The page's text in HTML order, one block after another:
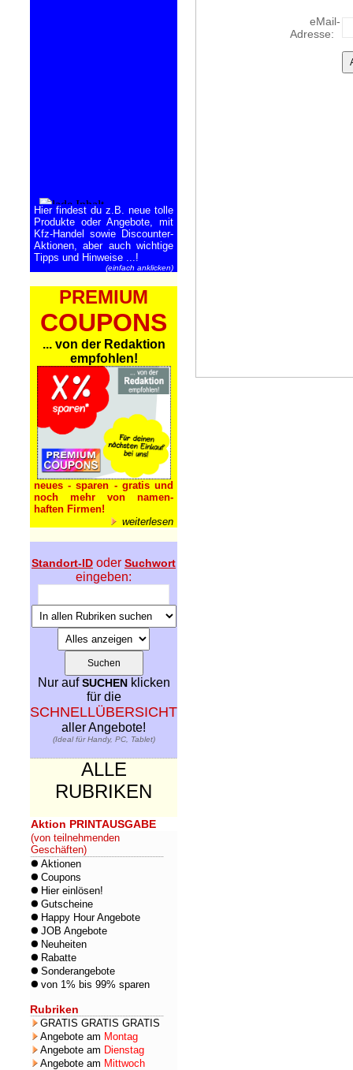
Hier findest du z.B. neue tolle
Produkte oder Angebote, mit
Kfz-Handel sowie Discounter-
Aktionen, aber auch wichtige
Tipps und Hinweise ...!
(einfach anklicken)
PREMIUM
COUPONS
... von der Redaktion
empfohlen!
neues - sparen - gratis und
noch mehr von namen-
haften Firmen!
weiterlesen
Standort-ID oder Suchwort
eingeben:
Nur aufSUCHEN klicken
für die
SCHNELLÜBERSICHT
aller Angebote!
(Ideal für Handy, PC, Tablet)
ALLE
RUBRIKEN
Aktion PRINTAUSGABE
(von teilnehmenden
Geschäften)
Aktionen
Coupons
Hier einlösen!
Gutscheine
Happy Hour Angebote
JOB Angebote
Neuheiten
Rabatte
Sonderangebote
von 1% bis 99% sparen
Rubriken
GRATIS GRATIS GRATIS
Angebote am Montag
Angebote am Dienstag
Angebote am Mittwoch
eMail-
Adresse: